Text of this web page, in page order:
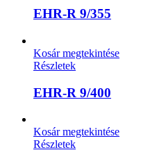
EHR-R 9/355
Kosár megtekintése
Részletek
EHR-R 9/400
Kosár megtekintése
Részletek